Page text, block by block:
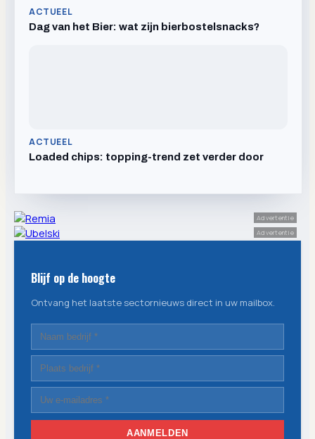
ACTUEEL
Dag van het Bier: wat zijn bierbostelsnacks?
ACTUEEL
Loaded chips: topping-trend zet verder door
Advertentie
Advertentie
Blijf op de hoogte
Ontvang het laatste sectornieuws direct in uw mailbox.
AANMELDEN